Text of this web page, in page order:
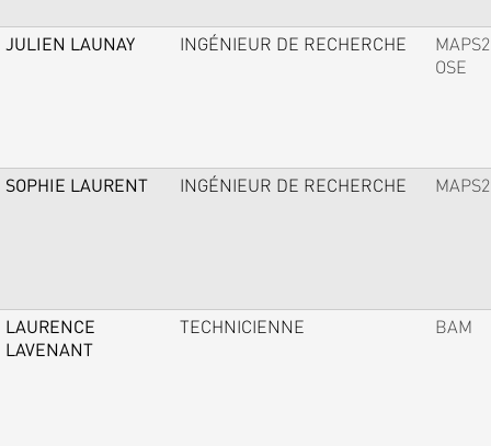
JULIEN LAUNAY INGÉNIEUR DE RECHERCHE
MAPS2
OSE
SOPHIE LAURENT INGÉNIEUR DE RECHERCHE MAPS2
LAURENCE
LAVENANT
TECHNICIENNE BAM